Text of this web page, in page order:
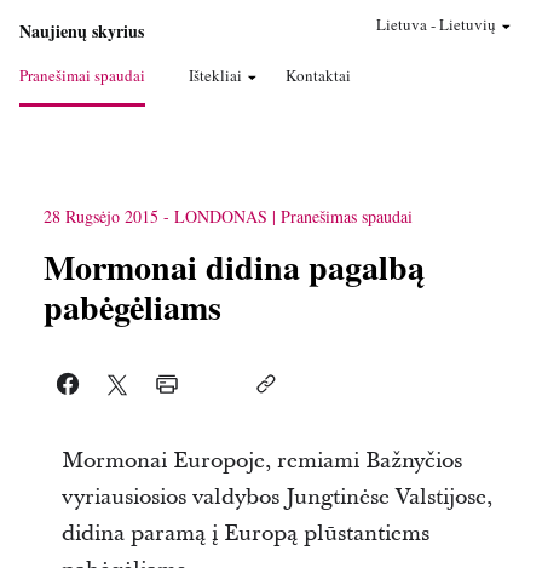
Naujienų skyrius
Pranešimai spaudai Ištekliai Kontaktai
Lietuva-Lietuvių
28 Rugsėjo 2015 - LONDONAS Pranešimas spaudai
Mormonai didina pagalbą
pabėgėliams
Mormonai Europoje, remiami Bažnyčios
vyriausiosios valdybos Jungtinėse Valstijose,
didina paramą į Europą plūstantiems